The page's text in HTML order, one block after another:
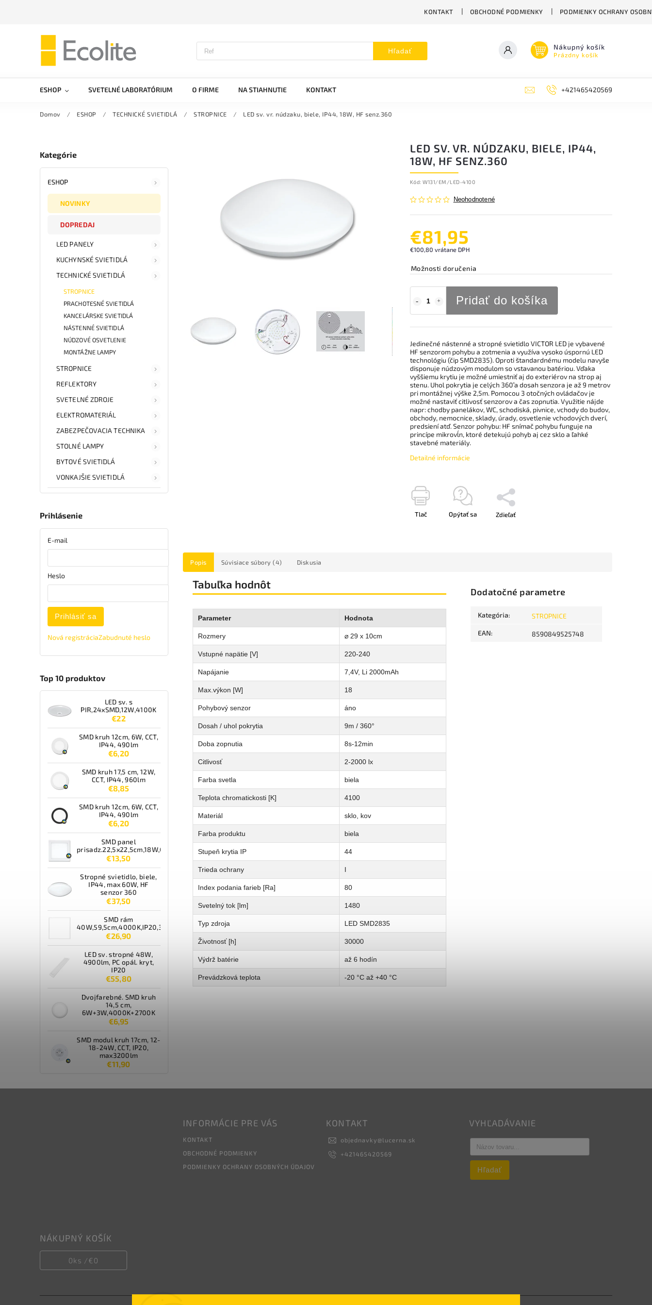
KONTAKT OBCHODNÉ PODMIENKY PODMIENKY OCHRANY
Hľadať Nákupný košík
Prázdny košík
ESHOP SVETELNÉ LABORATÓRIUM O FIRME NA STIAHNUTIE KONTAKT +421465420569
Domov / ESHOP / TECHNICKÉ SVIETIDLÁ / STROPNICE / LED sv. vr. núdzaku, biele, IP44, 18W, HF senz.360
Kategórie
ESHOP
NOVINKY
DOPREDAJ
LED PANELY
KUCHYNSKÉ SVIETIDLÁ
TECHNICKÉ SVIETIDLÁ
STROPNICE
PRACHOTESNÉ SVIETIDLÁ
KANCELÁRSKE SVIETIDLÁ
NÁSTENNÉ SVIETIDLÁ
NÚDZOVÉ OSVETLENIE
MONTÁŽNE LAMPY
STROPNICE
REFLEKTORY
SVETELNÉ ZDROJE
ELEKTROMATERIÁL
ZABEZPEČOVACIA TECHNIKA
STOLNÉ LAMPY
BYTOVÉ SVIETIDLÁ
VONKAJŠIE SVIETIDLÁ
Prihlásenie
E-mail
Heslo
Prihlásiť sa
Nová registráciaZabudnuté heslo
Top 10 produktov
LED sv. s
PIR,24xSMD,12W,4100K
€22
SMD kruh 12cm, 6W, CCT,
IP44, 490lm
€6,20
SMD kruh 17,5 cm, 12W,
CCT, IP44, 960lm
€8,85
SMD kruh 12cm, 6W, CCT,
IP44, 490lm
€6,20
SMD panel
prisadz.22,5x22,5cm,18W,CCT,IP44,1550lm
€13,50
Stropné svietidlo, biele,
IP44, max 60W, HF
senzor 360
€37,50
SMD rám
40W,59,5cm,4000K,IP20,3600lm,biely
€26,90
LED sv. stropné 48W,
4900lm, PC opál. kryt,
IP20
€55,80
Dvojfarebné. SMD kruh
14,5 cm,
6W+3W,4000K+2700K
€6,95
SMD modul kruh 17cm, 12-
18-24W, CCT, IP20,
max3200lm
€11,90
LED SV. VR. NÚDZAKU, BIELE, IP44,
18W, HF SENZ.360
Kód: W131/EM/LED-4100
Neohodnotené
€81,95
€100,80 vrátane DPH
Možnosti doručenia
Pridať do košíka
Jedinečné nástenné a stropné svietidlo VICTOR LED je vybavené
HF senzorom pohybu a zotmenia a využíva vysoko úspornú LED
technológiu (čip SMD2835). Oproti štandardnému modelu navyše
disponuje núdzovým modulom so vstavanou batériou. Vďaka
vyššiemu krytiu je možné umiestniť aj do exteriérov na strop aj
stenu. Uhol pokrytia je celých 360˚ a dosah senzora je až 9 metrov
pri montážnej výške 2,5m. Pomocou 3 otočných ovládačov je
možné nastaviť citlivosť senzorov a čas zopnutia. Využitie nájde
napr: chodby panelákov, WC, schodiská, pivnice, vchody do budov,
obchody, nemocnice, sklady, úrady, osvetlenie vchodových dverí,
predsiení atď. Senzor pohybu: HF snímač pohybu funguje na
princípe mikrovĺn, ktoré detekujú pohyb aj cez sklo a ľahké
stavebné materiály.
Detailné informácie
Tlač Opýtať sa Zdieľať
Popis Súvisiace súbory (4) Diskusia
Tabuľka hodnôt
Parameter Hodnota
Rozmery ⌀ 29 x 10cm
Vstupné napätie [V] 220-240
Napájanie 7,4V, Li 2000mAh
Max.výkon [W] 18
Pohybový senzor áno
Dosah / uhol pokrytia 9m / 360°
Doba zopnutia 8s-12min
Citlivosť 2-2000 lx
Farba svetla biela
Teplota chromatickosti [K] 4100
Materiál sklo, kov
Farba produktu biela
Stupeň krytia IP 44
Trieda ochrany I
Index podania farieb [Ra] 80
Svetelný tok [lm] 1480
Typ zdroja LED SMD2835
Životnosť [h] 30000
Výdrž batérie až 6 hodín
Prevádzková teplota -20 °C až +40 °C
Dodatočné parametre
Kategória: STROPNICE
EAN: 8590849525748
INFORMÁCIE PRE VÁS
KONTAKT
OBCHODNÉ PODMIENKY
PODMIENKY OCHRANY OSOBNÝCH ÚDAJOV
KONTAKT
objednavky@lucerna.sk
+421465420569
VYHĽADÁVANIE
Hľadať
NÁKUPNÝ KOŠÍK
0ks /€0